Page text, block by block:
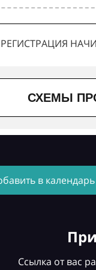
РЕГИСТРАЦИЯ
СХЕМЫ
в календарь
Ссылка от вас